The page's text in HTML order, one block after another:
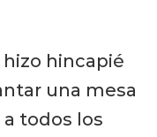
hizo hincapié
una mesa
todos los